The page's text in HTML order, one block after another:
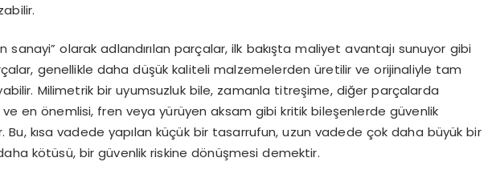
sanayi” olarak adlandırılan parçalar, ilk bakışta maliyet avantajı sunuyor gibi
genellikle daha düşük kaliteli malzemelerden üretilir ve orijinaliyle tam
Milimetrik bir uyumsuzluk bile, zamanla titreşime, diğer parçalarda
en önemlisi, fren veya yürüyen aksam gibi kritik bileşenlerde güvenlik
kısa vadede yapılan küçük bir tasarrufun, uzun vadede çok daha büyük bir
kötüsü, bir güvenlik riskine dönüşmesi demektir.